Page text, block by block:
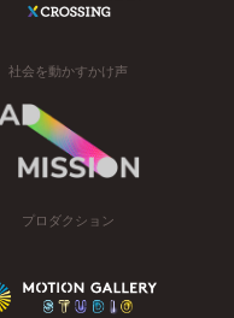
社会を動かすかけ声
プロダクション